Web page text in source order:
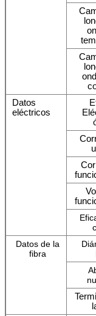
Datos
eléctricos
Datos de la
fibra